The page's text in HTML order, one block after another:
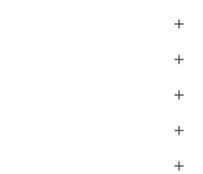




